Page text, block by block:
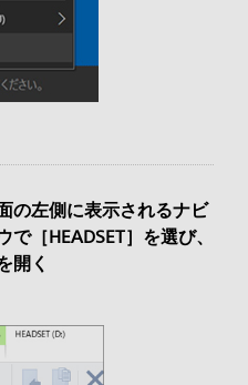
の左側に表示されるナビ
［HEADSET］を選び、
開く